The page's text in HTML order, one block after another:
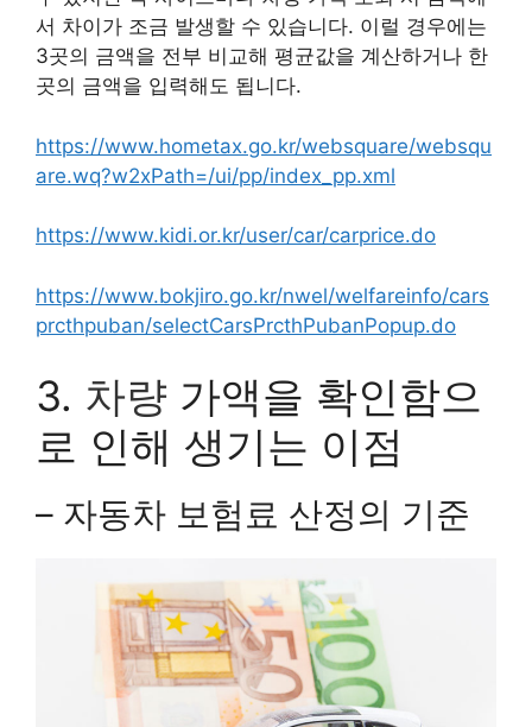
서 차이가 조금 발생할 수 있습니다. 이럴 경우에는
3곳의 금액을 전부 비교해 평균값을 계산하거나 한
곳의 금액을 입력해도 됩니다.
https://www.hometax.go.kr/websquare/websqu
are.wq?w2xPath=/ui/pp/index_pp.xml
https://www.kidi.or.kr/user/car/carprice.do
https://www.bokjiro.go.kr/nwel/welfareinfo/cars
prcthpuban/selectCarsPrcthPubanPopup.do
3. 차량 가액을 확인함으
로 인해 생기는 이점
– 자동차 보험료 산정의 기준